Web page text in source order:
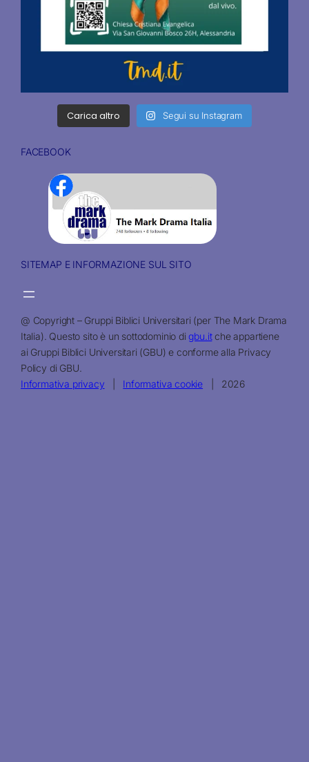
Carica altro Segui su Instagram
FACEBOOK
SITEMAP E INFORMAZIONE SUL SITO
@ Copyright – Gruppi Biblici Universitari (per The Mark Drama
Italia). Questo sito è un sottodominio di gbu.itche appartiene
ai Gruppi Biblici Universitari (GBU) e conforme alla Privacy
Policy di GBU.
Informativa privacy
Informativa cookie | 2026